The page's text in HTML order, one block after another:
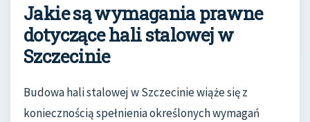
Jakie są wymagania prawne
dotyczące hali stalowej w
Szczecinie
Budowa hali stalowej w Szczecinie wiąże się z
koniecznością spełnienia określonych wymagań